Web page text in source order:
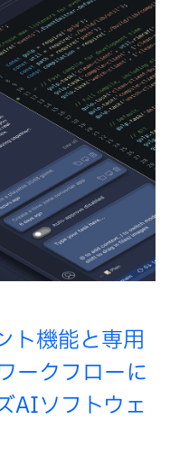
ト機能と専用
ークフローに
AIソフトウェ